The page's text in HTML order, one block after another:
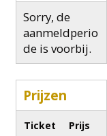
Sorry, de
aanmeldperio
de is voorbij.
Prijzen
Ticket
Prijs